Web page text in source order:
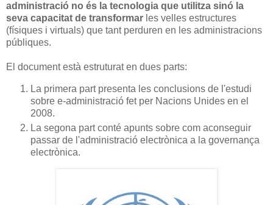
administració no és la tecnologia que utilitza sinó la
seva capacitat de transformar les velles estructures
(físiques i virtuals) que tant perduren en les administracions
públiques.
El document està estruturat en dues parts:
La primera part presenta les conclusions de l'estudi
sobre e-administració fet per Nacions Unides en el
2008.
La segona part conté apunts sobre com aconseguir
passar de l'administració electrònica a la governança
electrònica.